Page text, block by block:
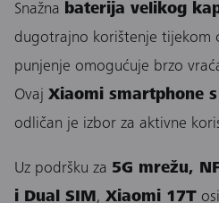
Snažna baterija velikog
dugotrajno korištenje tijekom
punjenje omogućuje brzo
Ovaj Xiaomi smartphone
odličan je izbor za aktivne
Uz podršku za 5G mrežu,
i Dual SIM , Xiaomi 17T